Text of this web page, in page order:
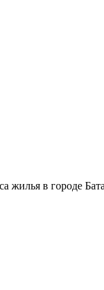
жилья в городе